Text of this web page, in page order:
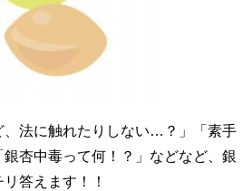
、法に触れたりしない…？」「素手
杏中毒って何！？」などなど、銀
答えます！！